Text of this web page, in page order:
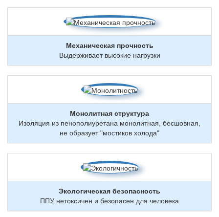
Механическая прочность
Выдерживает высокие нагрузки
Монолитная структура
Изоляция из пенополиуретана монолитная, бесшовная,
не образует "мостиков холода"
Экологическая безопасность
ППУ нетоксичен и безопасен для человека